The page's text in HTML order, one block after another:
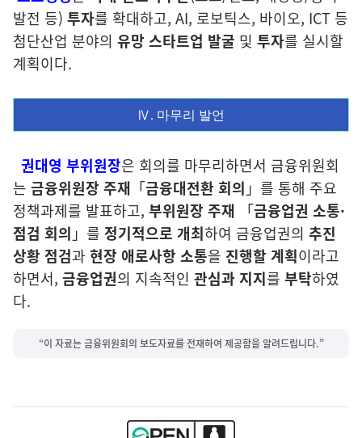
발전 등) 투자를 확대하고, AI, 로보틱스, 바이오, ICT 등
첨단산업 분야의 유망 스타트업 발굴 및 투자를 실시할
계획이다.
Ⅳ. 마무리 발언
권대영 부위원장은 회의를 마무리하면서 금융위원회
는 금융위원장 주재 「금융대전환 회의 」를 통해 주요
정책과제를 발표하고, 부위원장 주재 「금융업권 소통·
점검 회의 」를 정기적으로 개최하여 금융업권의 추진
상황 점검과 현장 애로사항 소통을 진행할 계획이라고
하면서, 금융업권의 지속적인 관심과 지지를 부탁하였
다.
“이 자료는 금융위원회의 보도자료를 전재하여 제공함을 알려드립니다.”